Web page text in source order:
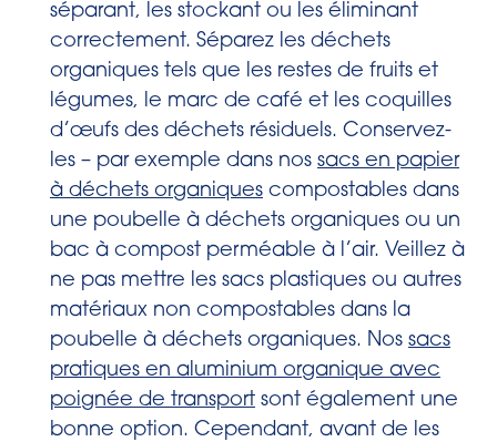
séparant, les stockant ou les éliminant
correctement. Séparez les déchets
organiques tels que les restes de fruits et
légumes, le marc de café et les coquilles
d’œufs des déchets résiduels. Conservez-
les – par exemple dans nos sacs en papier
à déchets organiques compostables dans
une poubelle à déchets organiques ou un
bac à compost perméable à l’air. Veillez à
ne pas mettre les sacs plastiques ou autres
matériaux non compostables dans la
poubelle à déchets organiques. Nos sacs
pratiques en aluminium organique avec
poignée de transport sont également une
bonne option. Cependant, avant de les